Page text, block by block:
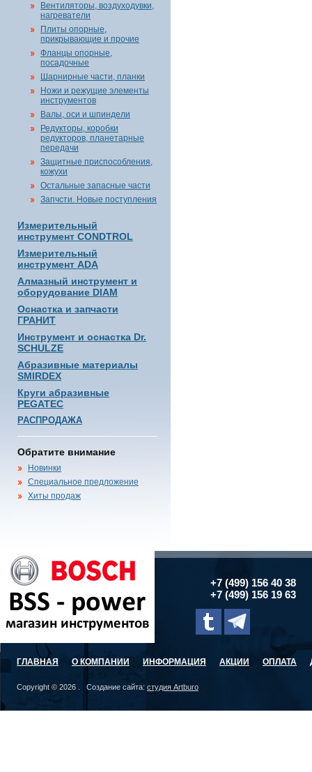
Вентиляторы, воздуходувки,
нагреватели
Плиты опорные,
прикрывающие и прочие
Фланцы опорные,
посадочные
Шарнирные части, планки
Ножи и режущие элементы
инструментов
Валы, оси и шпиндели
Редукторы, коробки
редукторов, планетарные
передачи
Защитные приспособления,
кожухи
Остальные запасные части
Запчсти. Новые поступления
Измерительный
инструмент CONDTROL
Измерительный
инструмент ADA
Алмазный инструмент и
оборудование DIAM
Оснастка и запчасти
ГРАНИТ
Инструмент и оснастка Dr.
SCHULZE
Абразивные материалы
SMIRDEX
Круги абразивные
PEGATEC
РАСПРОДАЖА
Обратите внимание
Новинки
Специальное предложение
Хиты продаж
+7 (499) 156 40 38
+7 (499) 156 19 63
ГЛАВНАЯ О КОМПАНИИ ИНФОРМАЦИЯ АКЦИИ ОПЛАТА
Copyright © 2026 . Создание сайта: студия Artburo